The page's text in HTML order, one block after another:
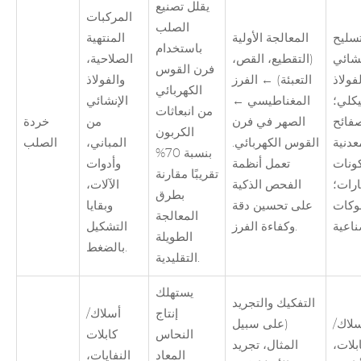
خردة
الصلب
المركبات
المنتهية
الصلاحية،
والفولاذ
الإنشائي
من
المباني،
وأدوات
الآلات،
وبقايا
التشكيل
بالضغط.
يقلل تصنيع
الصلب
باستخدام
فرن القوس
الكهربائي
من انبعاثات
الكربون
بنسبة 70%
تقريبًا مقارنة
بطرق
المعالجة
الطويلة
التقليدية.
المعالجة الأولية
(التقطيع، القص،
التعبئة) ← الفرز
المغناطيسي ←
الصهر في فرن
القوس الكهربائي.
تعمل أنظمة
الفحص الذكية
على تحسين دقة
وكفاءة الفرز.
أسلاك/
كابلات
النفايات،
يستهلك
إنتاج
النحاس
المعاد
التفكيك والتجريد
(على سبيل
المثال، تجريد